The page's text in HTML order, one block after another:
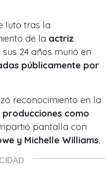
luto tras la
de la actriz
sus 24 años murió en
públicamente por
reconocimiento en la
como
pantalla con
y Michelle Williams.